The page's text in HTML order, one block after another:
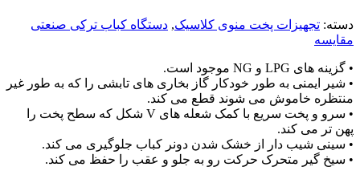
دسته: تجهیزات پخت منوی کلاسیک, دستگاه کباب ترکی صنعتی
مقایسه
• گزینه های LPG و NG موجود است.
• شیر ایمنی به طور خودکار گاز بخاری های تابشی را که به طور غیر
منتظره خاموش می شوند قطع می کند.
• سرو و پخت سریع با کمک شعله های V شکل که سطح پخت را
پهن تر می کند.
• سینی شیب دار از خشک شدن دونر کباب جلوگیری می کند.
• سیخ گیر متحرک حرکت رو به جلو و عقب را حفظ می کند.